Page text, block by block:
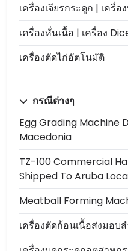
เครื่องเจียรกระดูก | เครื่อ
เครื่องหั่นเนื้อ | เครื่อง
เครื่องตัดไก่อัตโนมัติ
กรณีต่างๆ
Egg Grading Machine
Macedonia
TZ-100 Commercial
Shipped To Aruba
Meatball Forming
เครื่องตัดก้อนเนื้อส่งมอบ